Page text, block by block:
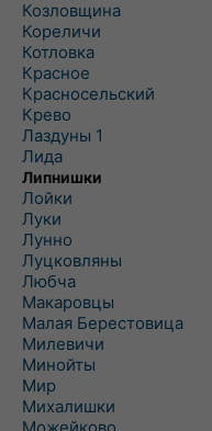
Козловщина
Кореличи
Котловка
Красное
Красносельский
Крево
Лаздуны 1
Лида
Липнишки
Лойки
Луки
Лунно
Луцковляны
Любча
Макаровцы
Малая Берестовица
Милевичи
Минойты
Мир
Михалишки